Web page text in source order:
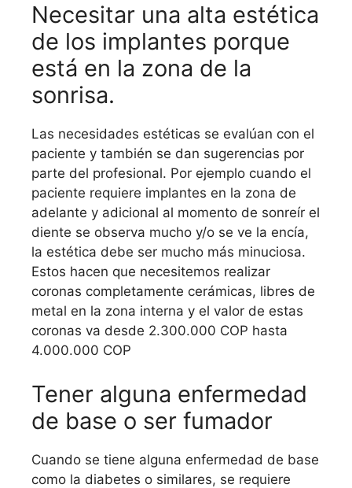
Necesitar una alta estética
de los implantes porque
está en la zona de la
sonrisa.
Las necesidades estéticas se evalúan con el
paciente y también se dan sugerencias por
parte del profesional. Por ejemplo cuando el
paciente requiere implantes en la zona de
adelante y adicional al momento de sonreír el
diente se observa mucho y/o se ve la encía,
la estética debe ser mucho más minuciosa.
Estos hacen que necesitemos realizar
coronas completamente cerámicas, libres de
metal en la zona interna y el valor de estas
coronas va desde 2.300.000 COP hasta
4.000.000 COP
Tener alguna enfermedad
de base o ser fumador
Cuando se tiene alguna enfermedad de base
como la diabetes o similares, se requiere